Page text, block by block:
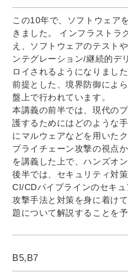
この10年で、ソフトウェア
きました。 インフラストラ
え、ソフトウェアのテスト
ンテグレーション/継続的デ
ロイされるようになりまし
前提とした、境界防御によ
盤上で行われています。
本講義の前半では、現代の
護するためにはどのような
にマルウェアなどを用いた
プライチェーン攻撃の視点
を講義した上で、ハンズオン
後半では、セキュリティ対
CI/CDパイプラインのセキ
攻撃手法と対策を身に着け
題について解説することを
B5,B7